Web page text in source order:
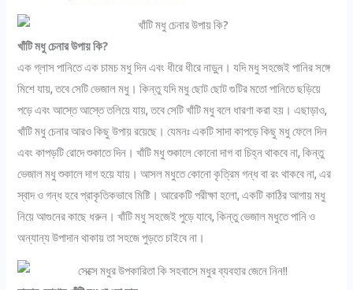
খাঁটি মধু চেনার উপায় কি?
এক গ্লাস পানিতে এক চামচ মধু দিন এবং ধীরে ধীরে নাড়ুন। যদি মধু সহজেই পানির সঙ্গে
মিশে যায়, তবে সেটি ভেজাল মধু। কিন্তু যদি মধু ছোট ছোট গুটির মতো পানিতে ছড়িয়ে
পড়ে এবং আস্তে আস্তে তলিয়ে যায়, তবে সেটি খাঁটি মধু বলে ধারণা করা হয়। এছাড়াও,
খাঁটি মধু চেনার আরও কিছু উপায় রয়েছে। যেমনঃ একটি সাদা কাপড়ে কিছু মধু ফেলে দিন
এবং কাপড়টি রোদে শুকাতে দিন। খাঁটি মধু শুকালে কোনো দাগ বা চিহ্ন থাকবে না, কিন্তু
ভেজাল মধু শুকালে দাগ হয়ে যায়। আসল মধুতে কোনো কৃত্রিম গন্ধ বা রং থাকবে না, এর
স্বাদ ও গন্ধ হবে প্রাকৃতিকভাবে মিষ্টি। আরেকটি পরীক্ষা হলো, একটি কাঠির আগায় মধু
নিয়ে আগুনের কাছে ধরুন। খাঁটি মধু সহজেই পুড়ে যাবে, কিন্তু ভেজাল মধুতে পানি ও
অন্যান্য উপাদান থাকায় তা সহজে পুড়তে চাইবে না।